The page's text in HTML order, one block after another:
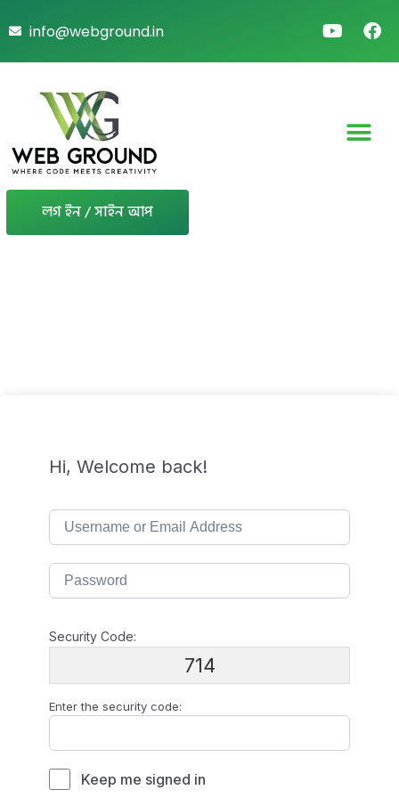
info@webground.in
লগ ইন / সাইন আপ
Hi, Welcome back!
Security Code:
714
Enter the security code:
Keep me signed in